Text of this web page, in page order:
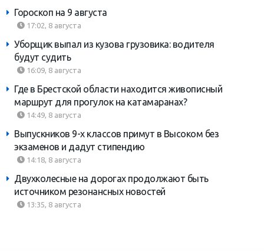
Гороскоп на 9 августа
17:02, 8 августа
Уборщик выпал из кузова грузовика: водителя
будут судить
16:09, 8 августа
Где в Брестской области находится живописный
маршрут для прогулок на катамаранах?
14:49, 8 августа
Выпускников 9-х классов примут в Высоком без
экзаменов и дадут стипендию
14:18, 8 августа
Двухколесные на дорогах продолжают быть
источником резонансных новостей
13:35, 8 августа